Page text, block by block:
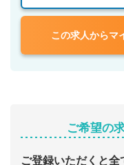
この求人からマ
ご希望の
ご登録いただくと全